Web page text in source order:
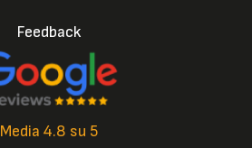
Feedback
Media 4.8 su 5